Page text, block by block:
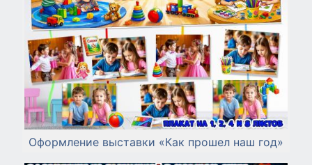
Оформление выставки «Как прошел наш год»